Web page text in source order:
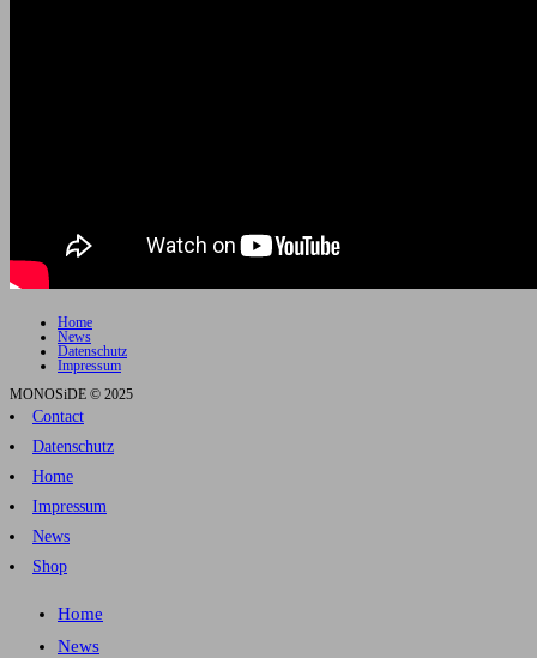
Home
News
Datenschutz
Impressum
MONOSiDE © 2025
Contact
Datenschutz
Home
Impressum
News
Shop
Home
News